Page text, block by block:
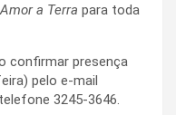
a Terra para toda
confirmar presença
pelo e-mail
3245-3646.